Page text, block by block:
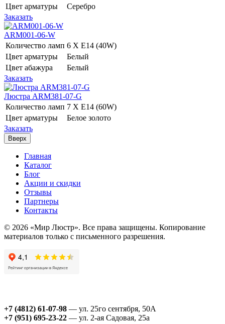
Цвет арматуры
Серебро
Заказать
ARM001-06-W
Количество ламп 6 Х E14 (40W)
Цвет арматуры
Белый
Цвет абажура
Белый
Заказать
Люстра ARM381-07-G
Количество ламп 7 Х E14 (60W)
Цвет арматуры
Белое золото
Заказать
Вверх
Главная
Каталог
Блог
Акции и скидки
Отзывы
Партнеры
Контакты
© 2026 «Мир Люстр». Все права защищены. Копирование
материалов только с письменного разрешения.
+7 (4812) 61-07-98 — ул. 25го сентября, 50А
+7 (951) 695-23-22 — ул. 2-ая Садовая, 25а